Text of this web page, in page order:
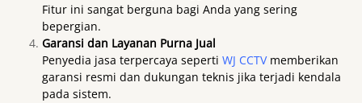
Fitur ini sangat berguna bagi Anda yang sering
bepergian.
Garansi dan Layanan Purna Jual
Penyedia jasa terpercaya seperti WJ CCTV memberikan
garansi resmi dan dukungan teknis jika terjadi kendala
pada sistem.